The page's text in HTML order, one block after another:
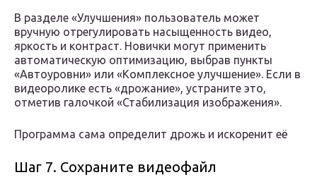
В разделе «Улучшения» пользователь может
вручную отрегулировать насыщенность видео,
яркость и контраст. Новички могут применить
автоматическую оптимизацию, выбрав пункты
«Автоуровни» или «Комплексное улучшение». Если в
видеоролике есть «дрожание», устраните это,
отметив галочкой «Стабилизация изображения».
Программа сама определит дрожь и искоренит её
Шаг 7. Сохраните видеофайл